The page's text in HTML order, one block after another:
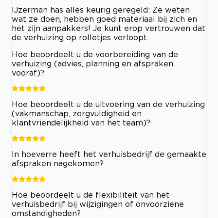
IJzerman has alles keurig geregeld: Ze weten
wat ze doen, hebben goed materiaal bij zich en
het zijn aanpakkers! Je kunt erop vertrouwen dat
de verhuizing op rolletjes verloopt.
Hoe beoordeelt u de voorbereiding van de
verhuizing (advies, planning en afspraken
vooraf)?
Hoe beoordeelt u de uitvoering van de verhuizing
(vakmanschap, zorgvuldigheid en
klantvriendelijkheid van het team)?
In hoeverre heeft het verhuisbedrijf de gemaakte
afspraken nagekomen?
Hoe beoordeelt u de flexibiliteit van het
verhuisbedrijf bij wijzigingen of onvoorziene
omstandigheden?